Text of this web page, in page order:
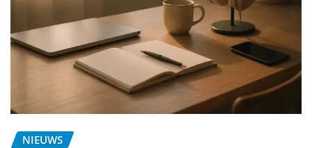
NIEUWS